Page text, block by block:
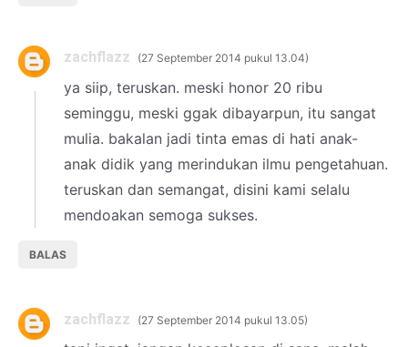
zachflazz 27 September 2014 pukul 13.04
ya siip, teruskan. meski honor 20 ribu
seminggu, meski ggak dibayarpun, itu sangat
mulia. bakalan jadi tinta emas di hati anak-
anak didik yang merindukan ilmu pengetahuan.
teruskan dan semangat, disini kami selalu
mendoakan semoga sukses.
BALAS
zachflazz 27 September 2014 pukul 13.05